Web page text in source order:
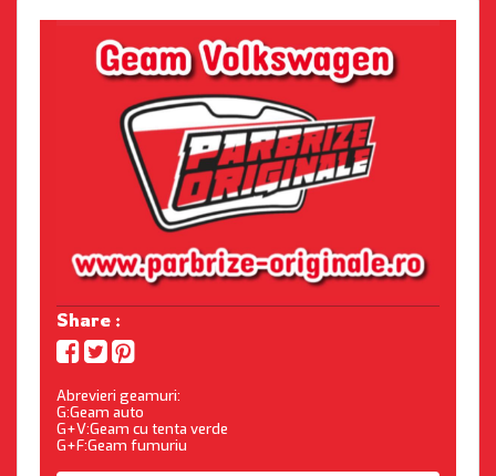
Share :
Abrevieri geamuri:
G:Geam auto
G+V:Geam cu tenta verde
G+F:Geam fumuriu